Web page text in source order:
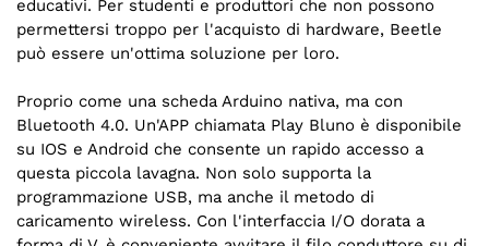
educativi. Per studenti e produttori che non possono
permettersi troppo per l'acquisto di hardware, Beetle
può essere un'ottima soluzione per loro.
Proprio come una scheda Arduino nativa, ma con
Bluetooth 4.0. Un'APP chiamata Play Bluno è disponibile
su IOS e Android che consente un rapido accesso a
questa piccola lavagna. Non solo supporta la
programmazione USB, ma anche il metodo di
caricamento wireless. Con l'interfaccia I/O dorata a